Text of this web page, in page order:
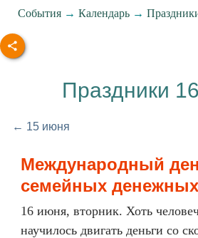
События→ Календарь→
Праздники
← 15 июня
Международный
семейных
16 июня, вторник. Хоть
научилось двигать деньги со